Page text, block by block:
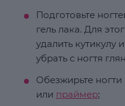
Подготовьте
гель лака. Для
удалить кутикулу
убрать с ногтя
Обезжирьте ногти
или праймер;